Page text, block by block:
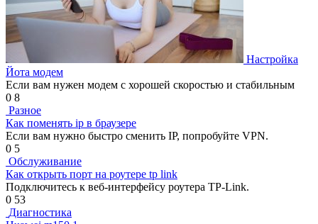
Настройка
Йота модем
Если вам нужен модем с хорошей скоростью и стабильным
0 8
Разное
Как поменять ip в браузере
Если вам нужно быстро сменить IP, попробуйте VPN.
0 5
Обслуживание
Как открыть порт на роутере tp link
Подключитесь к веб-интерфейсу роутера TP-Link.
0 53
Диагностика